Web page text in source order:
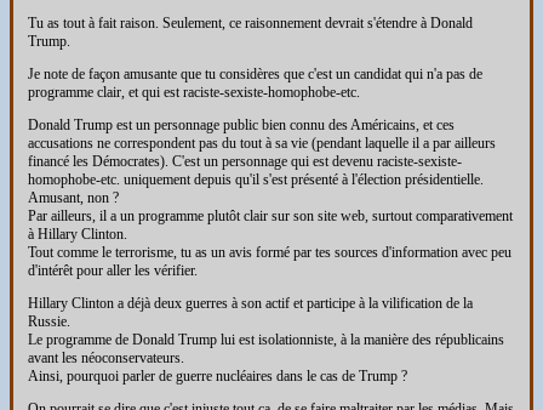
Tu as tout à fait raison. Seulement, ce raisonnement devrait s'étendre à Donald
Trump.
Je note de façon amusante que tu considères que c'est un candidat qui n'a pas de
programme clair, et qui est raciste-sexiste-homophobe-etc.
Donald Trump est un personnage public bien connu des Américains, et ces
accusations ne correspondent pas du tout à sa vie (pendant laquelle il a par ailleurs
financé les Démocrates). C'est un personnage qui est devenu raciste-sexiste-
homophobe-etc. uniquement depuis qu'il s'est présenté à l'élection présidentielle.
Amusant, non ?
Par ailleurs, il a un programme plutôt clair sur son site web, surtout comparativement
à Hillary Clinton.
Tout comme le terrorisme, tu as un avis formé par tes sources d'information avec peu
d'intérêt pour aller les vérifier.
Hillary Clinton a déjà deux guerres à son actif et participe à la vilification de la
Russie.
Le programme de Donald Trump lui est isolationniste, à la manière des républicains
avant les néoconservateurs.
Ainsi, pourquoi parler de guerre nucléaires dans le cas de Trump ?